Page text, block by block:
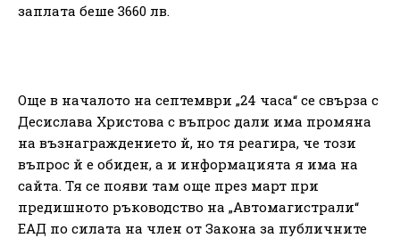
заплата беше 3660 лв.
Още в началото на септември „24 часа“ се свърза с
Десислава Христова с въпрос дали има промяна
на възнаграждението й, но тя реагира, че този
въпрос й е обиден, а и информацията я има на
сайта. Тя се появи там още през март при
предишното ръководство на „Автомагистрали“
ЕАД по силата на член от Закона за публичните